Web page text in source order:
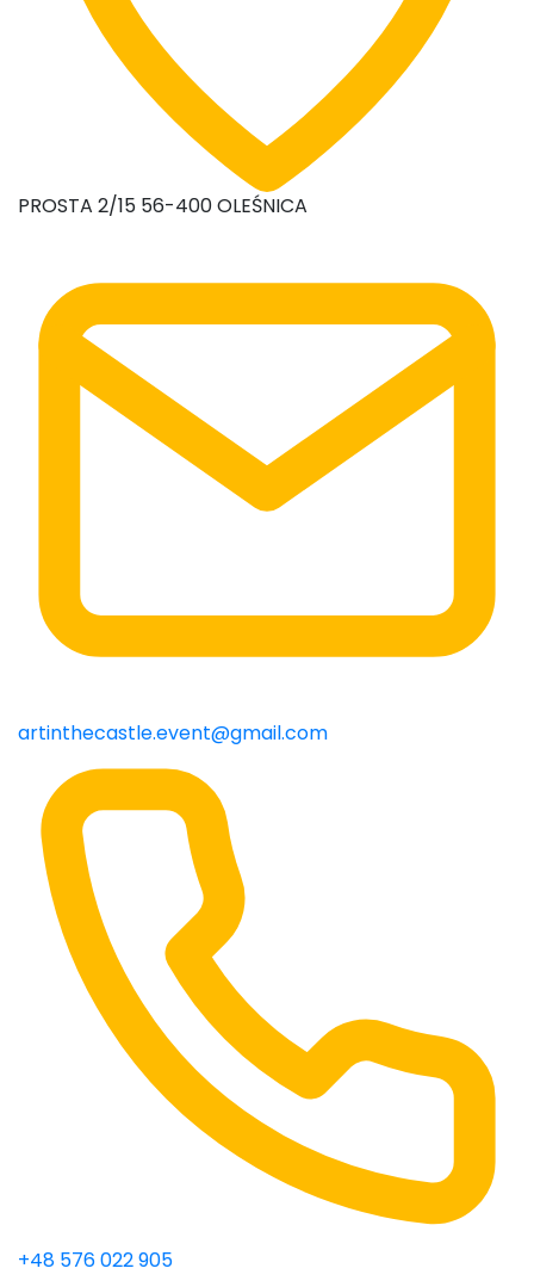
PROSTA 2/15 56-400 OLEŚNICA
artinthecastle.event@gmail.com
+48 576 022 905